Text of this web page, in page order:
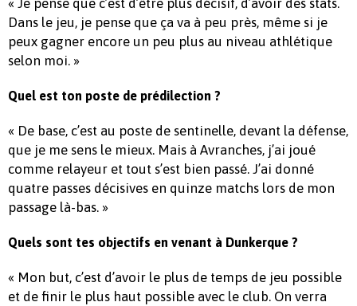
« Je pense que c’est d’être plus décisif, d’avoir des stats.
Dans le jeu, je pense que ça va à peu près, même si je
peux gagner encore un peu plus au niveau athlétique
selon moi. »
Quel est ton poste de prédilection ?
« De base, c’est au poste de sentinelle, devant la défense,
que je me sens le mieux. Mais à Avranches, j’ai joué
comme relayeur et tout s’est bien passé. J’ai donné
quatre passes décisives en quinze matchs lors de mon
passage là-bas. »
Quels sont tes objectifs en venant à Dunkerque ?
« Mon but, c’est d’avoir le plus de temps de jeu possible
et de finir le plus haut possible avec le club. On verra